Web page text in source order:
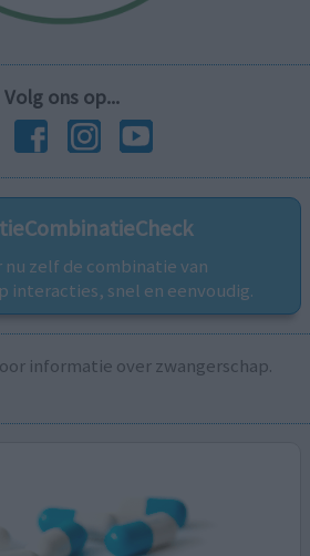
Volg ons op...
zelf de combinatie van
interacties, snel en eenvoudig.
informatie over zwangerschap.